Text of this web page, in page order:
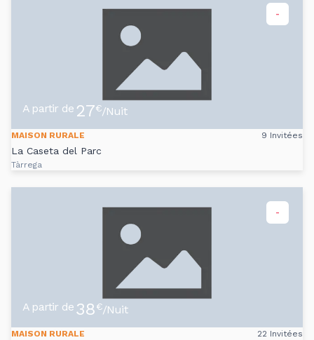
-
A partir de 27€/Nuit
MAISON RURALE 9 Invitées
La Caseta del Parc
Tàrrega
-
A partir de 38€/Nuit
MAISON RURALE 22 Invitées